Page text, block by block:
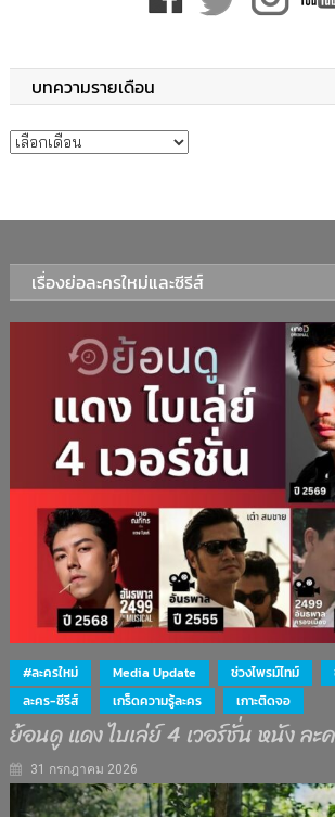
บทความรายเดือน
บทความรายเดือน
เรื่องย่อละครใหม่และซีรีส์
#ละครใหม่ Media Update ช่วงไพรม์ไทม์
ละคร-ซีรีส์
เกร็ดความรู้ละคร เกาะติดจอ
ย้อนดู แดง ไบเล่ย์ 4 เวอร์ชั่น หนัง ละ
31 กรกฎาคม 2026